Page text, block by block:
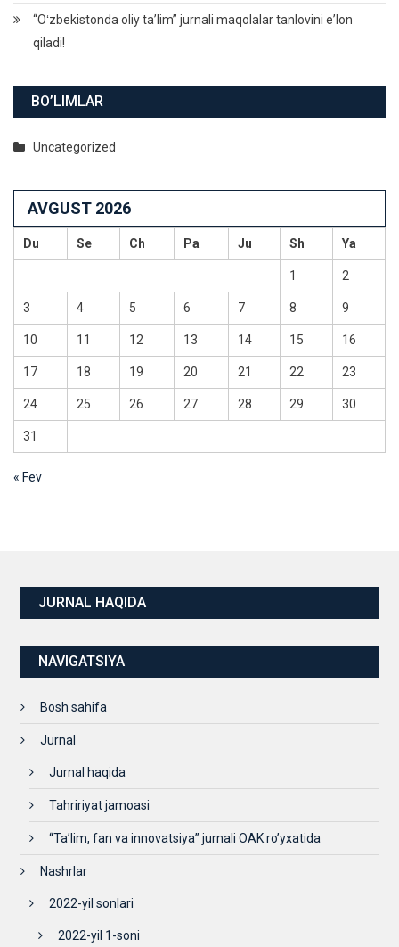
“Oʻzbekistonda oliy taʼlim” jurnali maqolalar tanlovini eʼlon
qiladi!
BO’LIMLAR
Uncategorized
AVGUST 2026
Du Se Ch Pa Ju Sh Ya
1 2
3 4 5 6 7 8 9
10 11 12 13 14 15 16
17 18 19 20 21 22 23
24 25 26 27 28 29 30
31
« Fev
JURNAL HAQIDA
NAVIGATSIYA
Bosh sahifa
Jurnal
Jurnal haqida
Tahririyat jamoasi
“Ta’lim, fan va innovatsiya” jurnali OAK ro’yxatida
Nashrlar
2022-yil sonlari
2022-yil 1-soni